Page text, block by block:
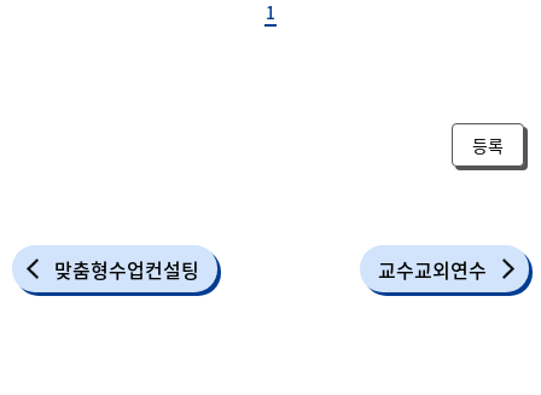
1
등록
맞춤형수업컨설팅 교수교외연수